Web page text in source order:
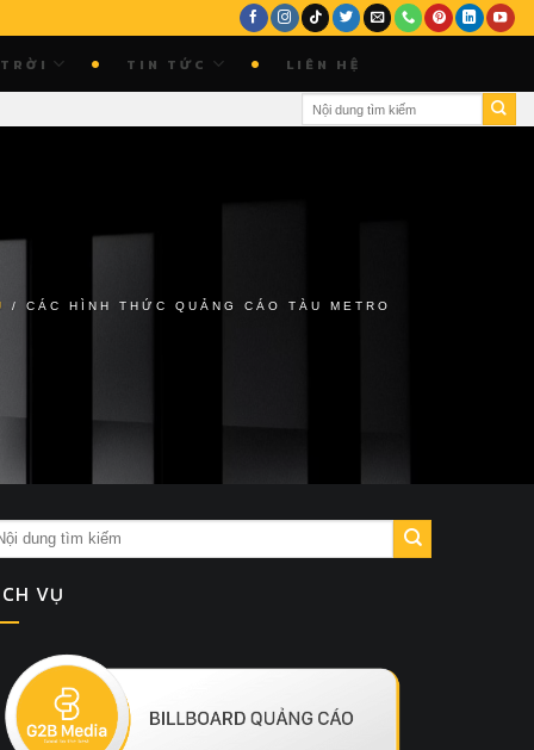
TIN TỨC LIÊN HỆ
/ CÁC HÌNH THỨC QUẢNG CÁO TÀU METRO
VỤ